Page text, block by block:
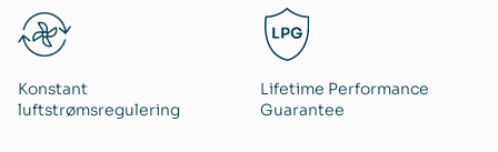
Konstant
luftstrømsregulering
Lifetime Performance
Guarantee